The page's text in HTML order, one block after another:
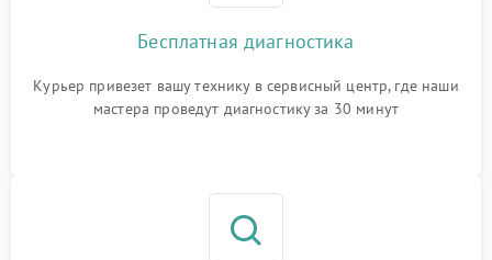
Бесплатная диагностика
Курьер привезет вашу технику в сервисный центр, где наши
мастера проведут диагностику за 30 минут